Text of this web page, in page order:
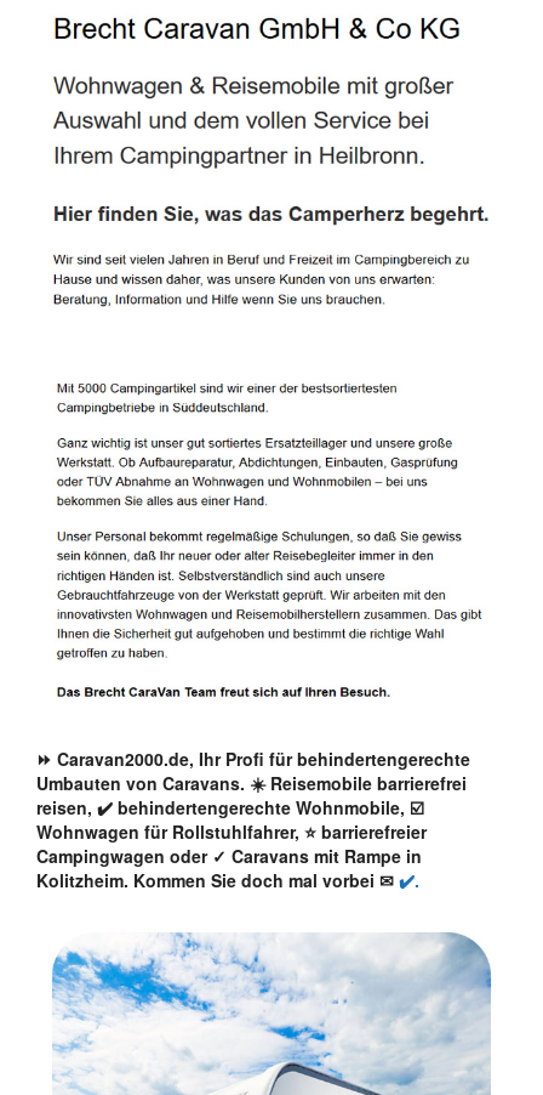
⏩ Caravan2000.de, Ihr Profi für behindertengerechte
Umbauten von Caravans. ☀️ Reisemobile barrierefrei
reisen, ✔️ behindertengerechte Wohnmobile, ☑️
Wohnwagen für Rollstuhlfahrer, ⭐ barrierefreier
Campingwagen oder ✓ Caravans mit Rampe in
Kolitzheim. Kommen Sie doch mal vorbei ✉ ✔️.